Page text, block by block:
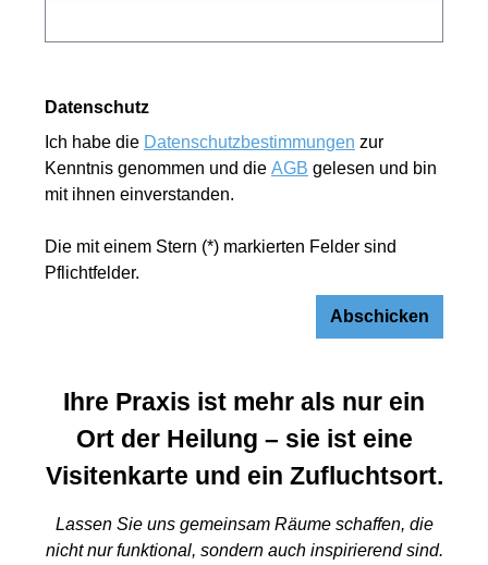
Datenschutz
Ich habe die Datenschutzbestimmungen zur
Kenntnis genommen und die AGB gelesen und bin
mit ihnen einverstanden.
Die mit einem Stern (*) markierten Felder sind
Pflichtfelder.
Abschicken
Ihre Praxis ist mehr als nur ein
Ort der Heilung – sie ist eine
Visitenkarte und ein Zufluchtsort.
Lassen Sie uns gemeinsam Räume schaffen, die
nicht nur funktional, sondern auch inspirierend sind.